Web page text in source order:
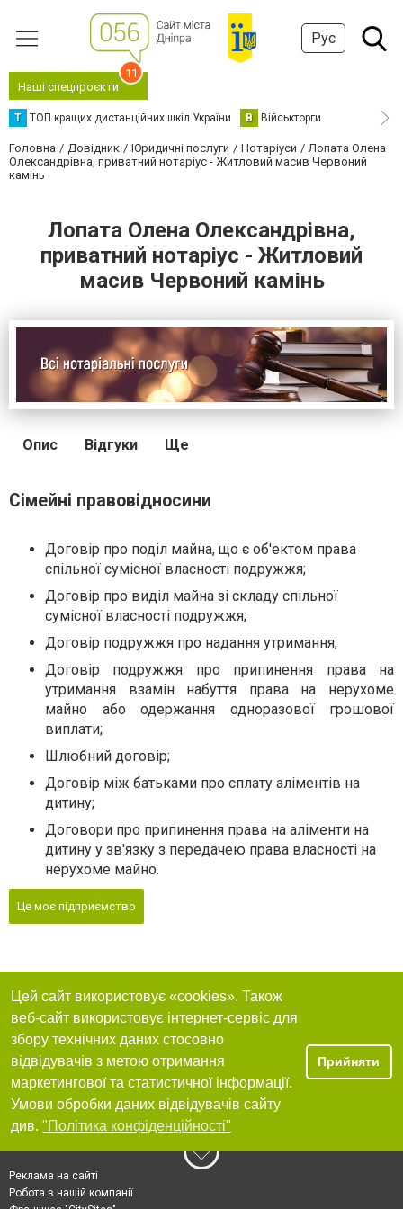
Рус
Наші спецпроєкти
11
Т ТОП кращих дистанційних шкіл України В Військторги
Головна Довідник Юридичні послуги Нотаріуси
Лопата Олена
Олександрівна, приватний нотаріус - Житловий масив Червоний
камінь
Лопата Олена Олександрівна,
приватний нотаріус - Житловий
масив Червоний камінь
Опис Відгуки Ще
Сімейні правовідносини
Договір про поділ майна, що є об'ектом права
спільної сумісної власностi подружжя;
Договір про виділ майна зі складу спільної
сумісної власностi подружжя;
Договір подружжя про надання утримання;
Договір подружжя про припинення права на
утримання взамін набуття права на нерухоме
майно або одержання одноразової грошової
виплати;
Шлюбний договір;
Договір між батьками про сплату аліментів на
дитину;
Договори про припинення права на аліменти на
дитину у зв'язку з передачею права власностi на
нерухоме майно.
Це моє підприємство
Цей сайт використовує «cookies». Також
веб-сайт використовує інтернет-сервіс для
збору технічних даних стосовно
відвідувачів з метою отримання
маркетингової та статистичної інформації.
Умови обробки даних відвідувачів сайту
див. "Політика конфіденційності"
Прийняти
Реклама на сайті
Робота в нашій компанії